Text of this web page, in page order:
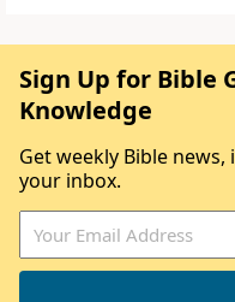
Sign Up for Bible
Knowledge
Get weekly Bible
your inbox.